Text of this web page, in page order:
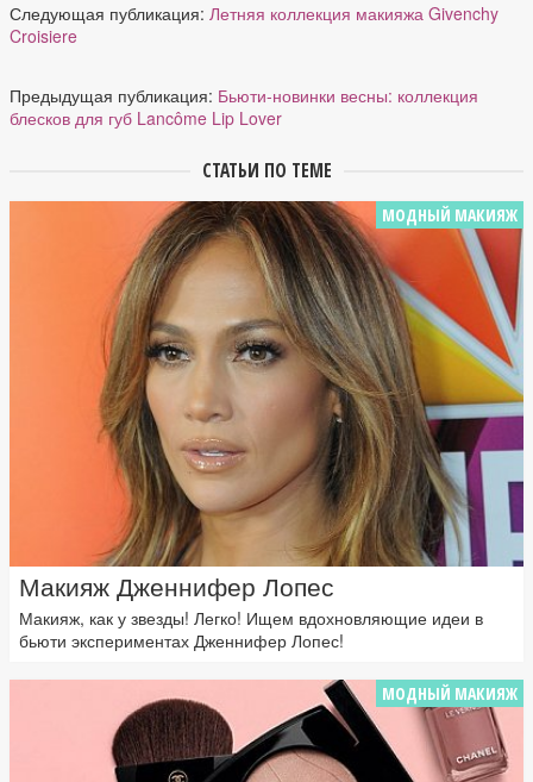
Следующая публикация: Летняя коллекция макияжа Givenchy
Croisiere
Предыдущая публикация: Бьюти-новинки весны: коллекция
блесков для губ Lancôme Lip Lover
СТАТЬИ ПО ТЕМЕ
МОДНЫЙ МАКИЯЖ
Макияж Дженнифер Лопес
Макияж, как у звезды! Легко! Ищем вдохновляющие идеи в
бьюти экспериментах Дженнифер Лопес!
МОДНЫЙ МАКИЯЖ